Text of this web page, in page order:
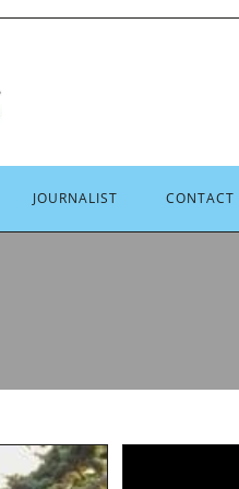
JOURNALIST CONTACT